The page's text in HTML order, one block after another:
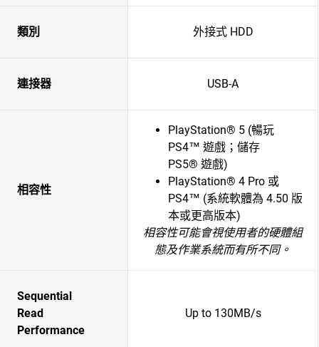
類別 外接式 HDD
連接器 USB-A
相容性
PlayStation® 5 (暢玩
PS4™ 遊戲；儲存
PS5® 遊戲)
PlayStation® 4 Pro 或
PS4™ (系統軟體為 4.50 版
本或更高版本)
相容性可能會視使用者的硬體組
態及作業系統而有所不同。
Sequential
Read
Performance
Up to 130MB/s